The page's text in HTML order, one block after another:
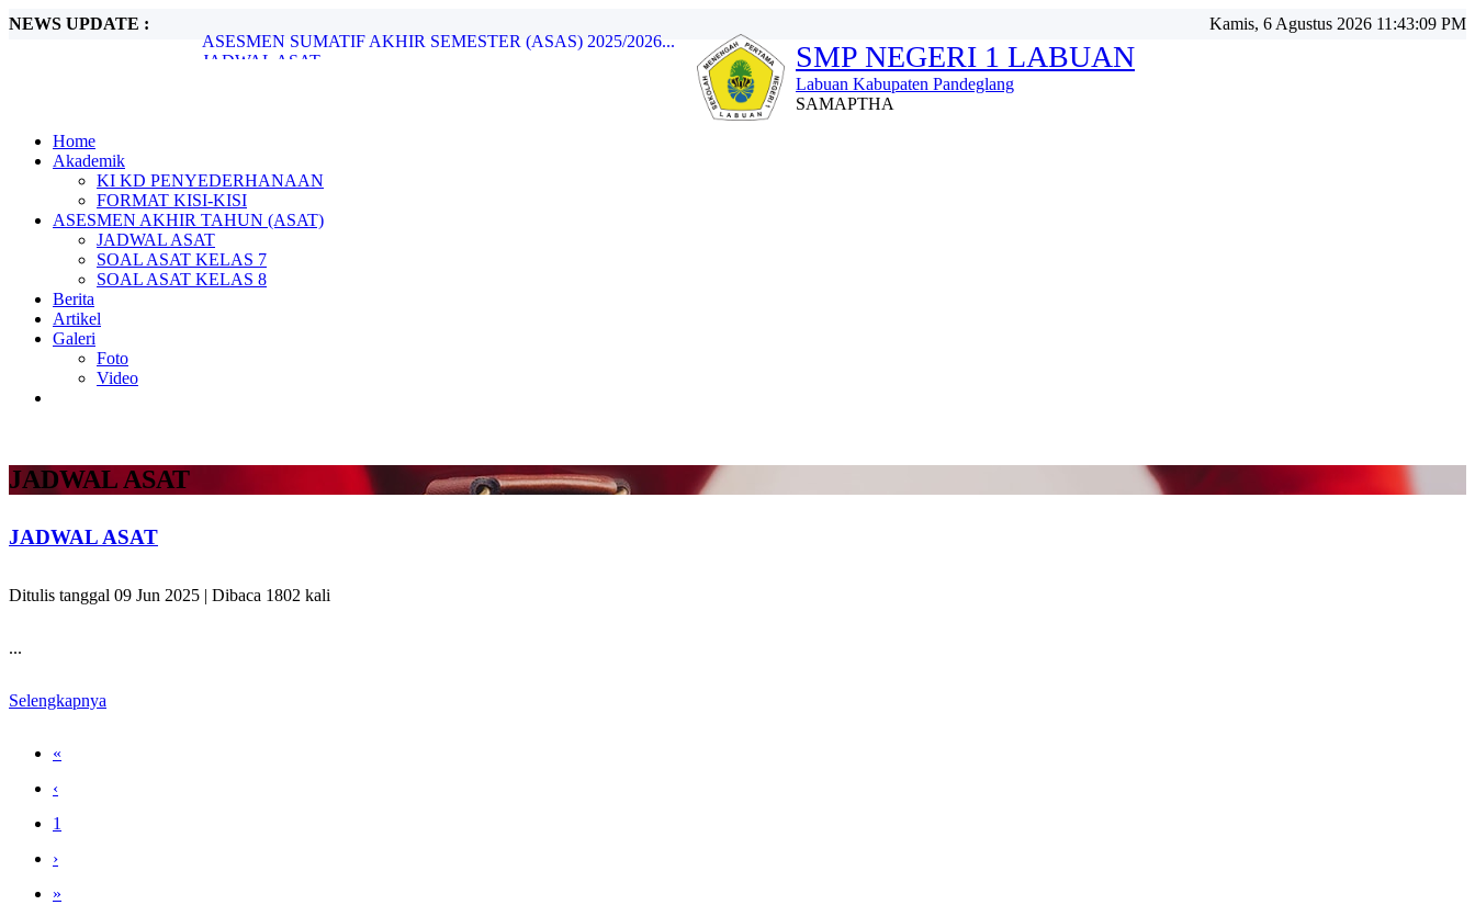
NEWS UPDATE :
JADWAL ASAT...
SOAL ASAT KELAS 7...
LATIHAN DASAR KEPEMIMPINAN SISWA (LDKS) 2023/2024...
JADWAL ASAS SUSULAN...
ASESMEN SUMATIF AKHIR SEMESTER (ASAS) 2025/2026...
Kamis, 6 Agustus 2026 11:43:11 PM
SMP NEGERI 1 LABUAN
Labuan Kabupaten Pandeglang
SAMAPTHA
Home
Akademik
KI KD PENYEDERHANAAN
FORMAT KISI-KISI
ASESMEN AKHIR TAHUN (ASAT)
JADWAL ASAT
SOAL ASAT KELAS 7
SOAL ASAT KELAS 8
Berita
Artikel
Galeri
Foto
Video
JADWAL ASAT
JADWAL ASAT
Ditulis tanggal 09 Jun 2025 | Dibaca 1802 kali
...
Selengkapnya
«
‹
1
›
»